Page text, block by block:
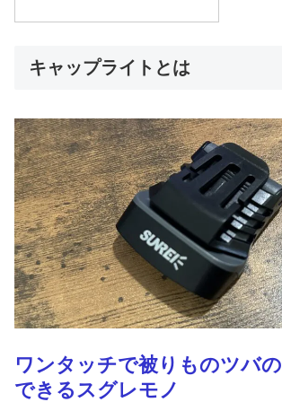
キャップライトとは
ワンタッチで被りものツバ
できるスグレモノ